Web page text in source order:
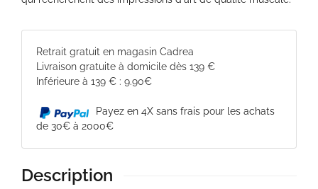
Retrait gratuit en magasin Cadrea
Livraison gratuite à domicile dès 139 €
Inférieure à 139 € : 9.90€
Payez en 4X sans frais pour les achats
de 30€ à 2000€
Description